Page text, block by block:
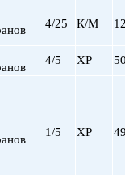
4/25 К/М
4/5 ХР 50
1/5 ХР